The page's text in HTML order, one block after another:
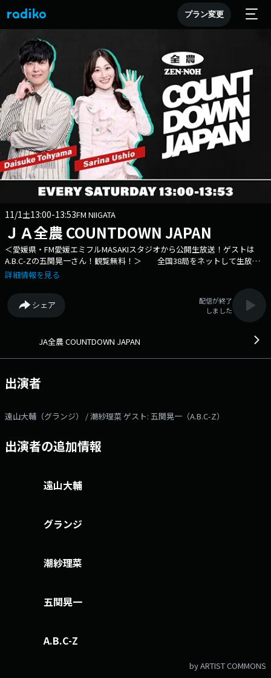
プラン変更
11/1土13:00-13:53FM NIIGATA
ＪＡ全農 COUNTDOWN JAPAN
＜愛媛県・FM愛媛エミフルMASAKIスタジオから公開生放送！ゲストは
A.B.C-Zの五関晃一さん！観覧無料！＞ 全国38局をネットして生放送!!
遠山大輔と潮紗理菜が土曜日のお昼を音楽とともに彩ります。 番組オ
レゼントもあります！ そして今週のゲストは、A.B.C-Zの五関晃一さ
ん！サテライトスタジオでの公開生放送なのでぜひお越し下さい！ オ
ンエアリアクションやメッセージ、プレゼント応募など、 皆さんの参加お
ト：https://www.tfm.co.jp/countdownjapan/ メッセージフォーム：
詳細情報を見る
シェア
配信が終了
しました
JA全農 COUNTDOWN JAPAN
出演者
遠山大輔（グランジ） / 潮紗理菜 ゲスト: 五関晃一（A.B.C-Z）
出演者の追加情報
遠山大輔
グランジ
潮紗理菜
五関晃一
A.B.C-Z
by ARTIST COMMONS